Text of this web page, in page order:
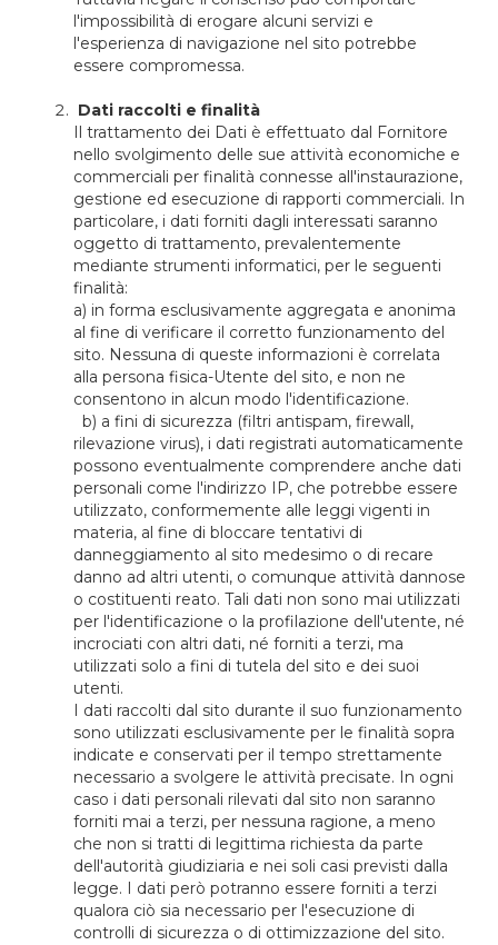
l'impossibilità di erogare alcuni servizi e
l'esperienza di navigazione nel sito potrebbe
essere compromessa.
Dati raccolti e finalità
Il trattamento dei Dati è effettuato dal Fornitore
nello svolgimento delle sue attività economiche e
commerciali per finalità connesse all'instaurazione,
gestione ed esecuzione di rapporti commerciali. In
particolare, i dati forniti dagli interessati saranno
oggetto di trattamento, prevalentemente
mediante strumenti informatici, per le seguenti
finalità:
a) in forma esclusivamente aggregata e anonima
al fine di verificare il corretto funzionamento del
sito. Nessuna di queste informazioni è correlata
alla persona fisica-Utente del sito, e non ne
consentono in alcun modo l'identificazione.
b) a fini di sicurezza (filtri antispam, firewall,
rilevazione virus), i dati registrati automaticamente
possono eventualmente comprendere anche dati
personali come l'indirizzo IP, che potrebbe essere
utilizzato, conformemente alle leggi vigenti in
materia, al fine di bloccare tentativi di
danneggiamento al sito medesimo o di recare
danno ad altri utenti, o comunque attività dannose
o costituenti reato. Tali dati non sono mai utilizzati
per l'identificazione o la profilazione dell'utente, né
incrociati con altri dati, né forniti a terzi, ma
utilizzati solo a fini di tutela del sito e dei suoi
utenti.
I dati raccolti dal sito durante il suo funzionamento
sono utilizzati esclusivamente per le finalità sopra
indicate e conservati per il tempo strettamente
necessario a svolgere le attività precisate. In ogni
caso i dati personali rilevati dal sito non saranno
forniti mai a terzi, per nessuna ragione, a meno
che non si tratti di legittima richiesta da parte
dell'autorità giudiziaria e nei soli casi previsti dalla
legge. I dati però potranno essere forniti a terzi
qualora ciò sia necessario per l'esecuzione di
controlli di sicurezza o di ottimizzazione del sito.